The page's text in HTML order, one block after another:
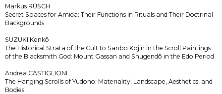
Markus RÜSCH
Secret Spaces for Amida: Their Functions in Rituals and Their Doctrinal
Backgrounds
SUZUKI Kenkō
The Historical Strata of the Cult to Sanbō Kōjin in the Scroll Paintings
of the Blacksmith God: Mount Gassan and Shugendō in the Edo Period
Andrea CASTIGLIONI
The Hanging Scrolls of Yudono: Materiality, Landscape, Aesthetics, and
Bodies